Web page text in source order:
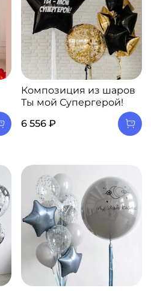
Композиция из шаров
Ты мой Супергерой!
6 556 ₽